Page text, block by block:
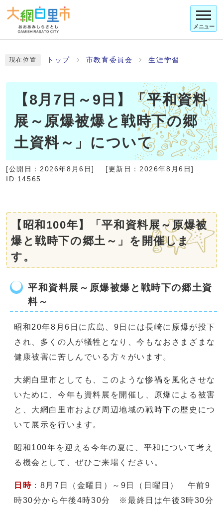
メニュー
現在位置 トップ 市教育委員会 生涯学習
【8月7日～9日】「平和資料
展～原爆被爆と戦時下の郷
土資料～」について
[公開日： 2026年8月6日] [更新日： 2026年8月6日]
ID:14565
【昭和100年】「平和資料展～原爆被
爆と戦時下の郷土～」を開催しま
す。
平和資料展～原爆被爆と戦時下の郷土資
料～
昭和20年8月6日に広島、9日には長崎に原爆が投下
され、多くの人が犠牲となり、今もなおさまざまな
健康被害に苦しんでいる方々がいます。
大網白里市としても、このような惨禍を風化させな
いために、今年も資料展を開催し、原爆による被害
と、大網白里市および周辺地域の戦時下の歴史につ
いて展示を行います。
昭和100年を迎える今年の夏に、平和について考え
る機会として、ぜひご来場ください。
日時 ：8月7日（金曜日）～9日（日曜日） 午前9
時30分から午後4時30分 ※最終日は午後3時30分